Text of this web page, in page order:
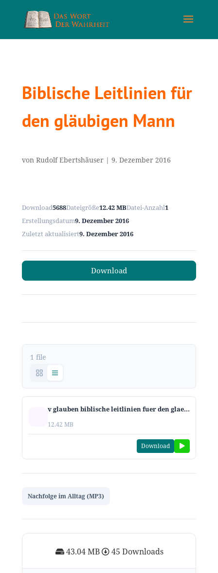
Biblische Leitlinien für
den gläubigen Mann
von Rudolf Ebertshäuser| 9. Dezember 2016
Download5688Dateigröße12.42 MBDatei-Anzahl1
Erstellungsdatum9. Dezember 2016
Zuletzt aktualisiert9. Dezember 2016
Download
1 file
v glauben biblische leitlinien fuer den glaeubigen mann n
12.42 MB
Download
Nachfolge im Alltag (MP3)
43.04 MB 45 Downloads